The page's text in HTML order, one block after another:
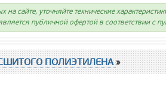
на сайте, уточняйте технические
публичной офертой в соответствии с
ПОЛИЭТИЛЕНА»